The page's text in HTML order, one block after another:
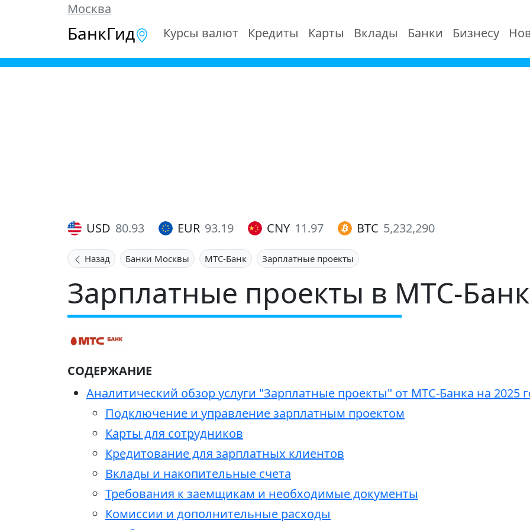
Москва
БанкГид Курсы валют Кредиты Карты Вклады Банки Бизнесу
USD 80.93 EUR 93.19 CNY 11.97 BTC 5,232,290
Назад Банки Москвы МТС-Банк Зарплатные проекты
Зарплатные проекты в МТС-
СОДЕРЖАНИЕ
Аналитический обзор услуги "Зарплатные проекты" от МТС-Банка на 2025
Подключение и управление зарплатным проектом
Карты для сотрудников
Кредитование для зарплатных клиентов
Вклады и накопительные счета
Требования к заемщикам и необходимые документы
Комиссии и дополнительные расходы